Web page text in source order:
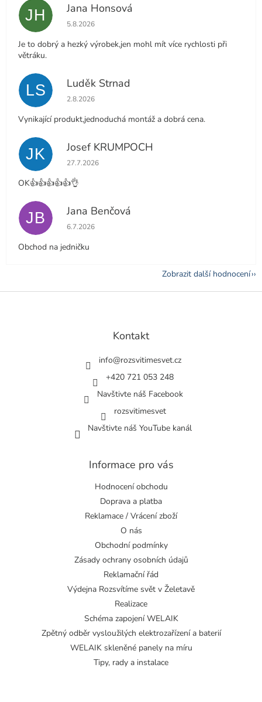
JH Jana Honsová
Hodnocení obchodu je 5 z 5 hvězdiček.
5.8.2026
Je to dobrý a hezký výrobek,jen mohl mít více rychlosti při
větráku.
LS Luděk Strnad
Hodnocení obchodu je 5 z 5 hvězdiček.
2.8.2026
Vynikající produkt,jednoduchá montáž a dobrá cena.
JK Josef KRUMPOCH
Hodnocení obchodu je 5 z 5 hvězdiček.
27.7.2026
OK👍👍👍👍👍👌
JB Jana Benčová
Hodnocení obchodu je 5 z 5 hvězdiček.
6.7.2026
Obchod na jedničku
Zobrazit další hodnocení
Z
Kontakt
info@rozsvitimesvet.cz
+420 721 053 248
Navštivte náš Facebook
rozsvitimesvet
Navštivte náš YouTube kanál
Informace pro vás
Hodnocení obchodu
Doprava a platba
Reklamace / Vrácení zboží
O nás
Obchodní podmínky
Zásady ochrany osobních údajů
Reklamační řád
Výdejna Rozsvítíme svět v Želetavě
Realizace
Schéma zapojení WELAIK
Zpětný odběr vysloužilých elektrozařízení a baterií
WELAIK skleněné panely na míru
Tipy, rady a instalace